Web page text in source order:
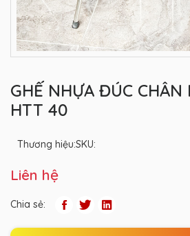
GHẾ NHỰA ĐÚC CHÂN
HTT 40
Thương hiệu:SKU:
Liên hệ
Chia sẻ: